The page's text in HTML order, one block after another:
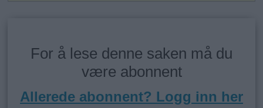
For å lese denne saken må du
være abonnent
Allerede abonnent? Logg inn her